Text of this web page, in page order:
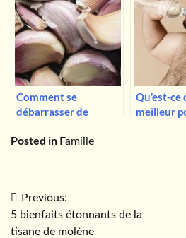
bonne santé ?
Comment se
débarrasser de
rapidement et
Qu’est-ce
meilleur
Posted in Famille
Navigation
de
Previous:
5 bienfaits étonnants de la
tisane de molène